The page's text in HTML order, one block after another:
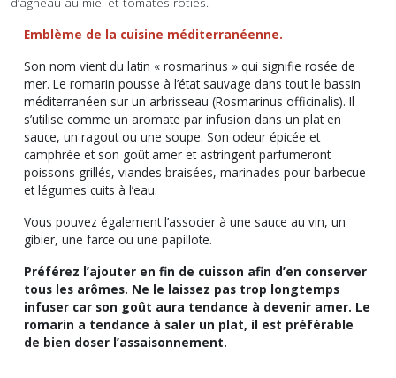
Emblème de la cuisine méditerranéenne.
Son nom vient du latin « rosmarinus » qui signifie rosée de
mer. Le romarin pousse à l’état sauvage dans tout le bassin
méditerranéen sur un arbrisseau (Rosmarinus officinalis). Il
s’utilise comme un aromate par infusion dans un plat en
sauce, un ragout ou une soupe. Son odeur épicée et
camphrée et son goût amer et astringent parfumeront
poissons grillés, viandes braisées, marinades pour barbecue
et légumes cuits à l’eau.
Vous pouvez également l’associer à une sauce au vin, un
gibier, une farce ou une papillote.
Préférez l’ajouter en fin de cuisson afin d’en conserver
tous les arômes. Ne le laissez pas trop longtemps
infuser car son goût aura tendance à devenir amer. Le
romarin a tendance à saler un plat, il est préférable
de bien doser l’assaisonnement.